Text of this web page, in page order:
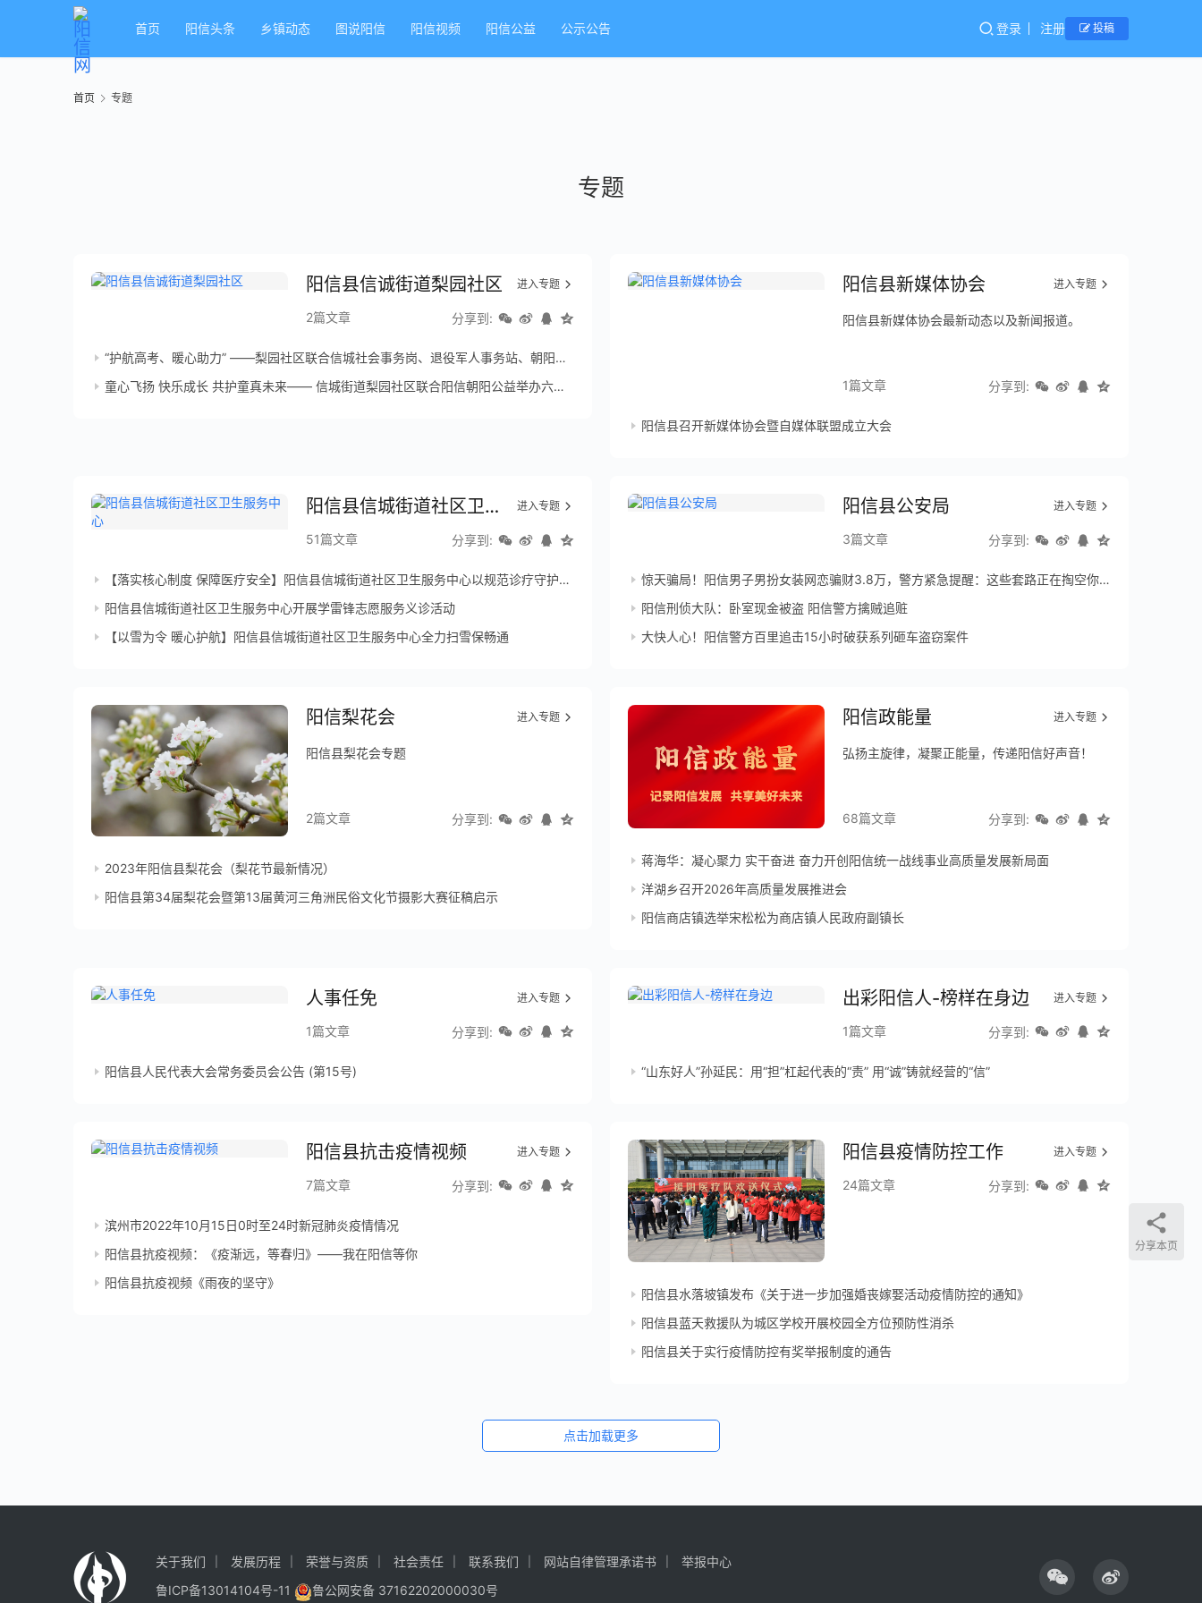
首页 阳信头条 乡镇动态 图说阳信 阳信视频 阳信公益 公示公告 登录 注册 投稿
首页 专题
专题
阳信县信诚街道梨园社区 进入专题
2篇文章 分享到:
“护航高考、暖心助力” ——梨园社区联合信城社会事务岗、退役军人事务站、朝阳公益温情守护学子逐梦路
童心飞扬 快乐成长 共护童真未来—— 信城街道梨园社区联合阳信朝阳公益举办六一儿童节暨首届睦邻节主题活动
阳信县新媒体协会 进入专题
阳信县新媒体协会最新动态以及新闻报道。
1篇文章 分享到:
阳信县召开新媒体协会暨自媒体联盟成立大会
阳信县信城街道社区卫生服务中心 进入专题
51篇文章 分享到:
【落实核心制度 保障医疗安全】阳信县信城街道社区卫生服务中心以规范诊疗守护群众健康
阳信县信城街道社区卫生服务中心开展学雷锋志愿服务义诊活动
【以雪为令 暖心护航】阳信县信城街道社区卫生服务中心全力扫雪保畅通
阳信县公安局 进入专题
3篇文章 分享到:
惊天骗局！阳信男子男扮女装网恋骗财3.8万，警方紧急提醒：这些套路正在掏空你的钱包！
阳信刑侦大队：卧室现金被盗 阳信警方擒贼追赃
大快人心！阳信警方百里追击15小时破获系列砸车盗窃案件
阳信梨花会 进入专题
阳信县梨花会专题
2篇文章 分享到:
2023年阳信县梨花会（梨花节最新情况）
阳信县第34届梨花会暨第13届黄河三角洲民俗文化节摄影大赛征稿启示
阳信政能量 进入专题
弘扬主旋律，凝聚正能量，传递阳信好声音！
68篇文章 分享到:
蒋海华：凝心聚力 实干奋进 奋力开创阳信统一战线事业高质量发展新局面
洋湖乡召开2026年高质量发展推进会
阳信商店镇选举宋松松为商店镇人民政府副镇长
人事任免 进入专题
1篇文章 分享到:
阳信县人民代表大会常务委员会公告 (第15号)
出彩阳信人-榜样在身边 进入专题
1篇文章 分享到:
“山东好人”孙延民：用“担”杠起代表的“责” 用“诚”铸就经营的“信”
阳信县抗击疫情视频 进入专题
7篇文章 分享到:
滨州市2022年10月15日0时至24时新冠肺炎疫情情况
阳信县抗疫视频：《疫渐远，等春归》——我在阳信等你
阳信县抗疫视频《雨夜的坚守》
阳信县疫情防控工作 进入专题
24篇文章 分享到:
阳信县水落坡镇发布《关于进一步加强婚丧嫁娶活动疫情防控的通知》
阳信县蓝天救援队为城区学校开展校园全方位预防性消杀
阳信县关于实行疫情防控有奖举报制度的通告
点击加载更多
关于我们 发展历程 荣誉与资质 社会责任 联系我们 网站自律管理承诺书
举报中心
鲁ICP备13014104号-11
鲁公网安备 37162202000030号
分享本页